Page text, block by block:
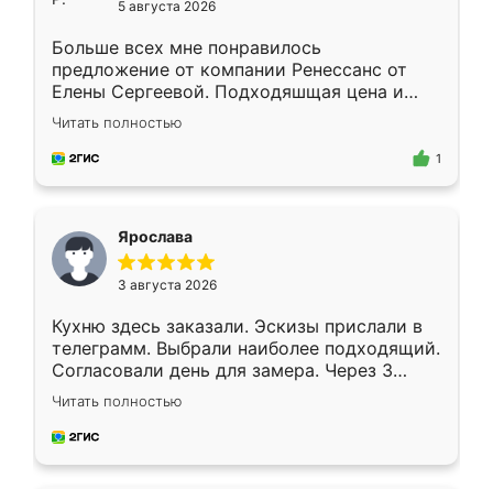
5 августа 2026
Больше всех мне понравилось
предложение от компании Ренессанс от
Елены Сергеевой. Подходяшщая цена и
короткие сроки изготовления. Приехавший
для замера сотрудник Владислав
предложил по моему эскизу самый
Читать полностью
1
Ярослава
3 августа 2026
Кухню здесь заказали. Эскизы прислали в
телеграмм. Выбрали наиболее подходящий.
Согласовали день для замера. Через 3
недели кухня была уже готова. Остались
довольны работой. Спасибо Ренессанс
мебель за качественную работу!
Читать полностью